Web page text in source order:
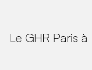
Le GHR Paris